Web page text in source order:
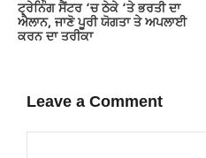
ਟ੍ਰੇਨਿੰਗ ਸੈਂਟਰ ‘ਚ ਠੇਕੇ ‘ਤੇ ਭਰਤੀ ਦਾ
ਐਲਾਨ, ਜਾਣੋ ਪੂਰੀ ਯੋਗਤਾ ਤੇ ਅਪਲਾਈ
ਕਰਨ ਦਾ ਤਰੀਕਾ
Leave a Comment